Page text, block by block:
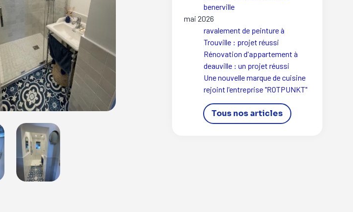
benerville
mai 2026
ravalement de peinture à
Trouville : projet réussi
Rénovation d'appartement à
deauville : un projet réussi
Une nouvelle marque de cuisine
rejoint l'entreprise "ROTPUNKT"
Tous nos articles